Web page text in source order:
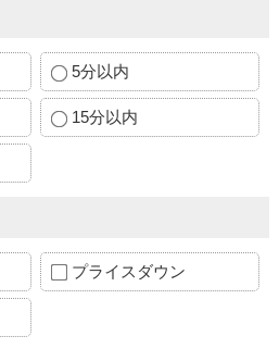
5分以内
15分以内
プライスダウン